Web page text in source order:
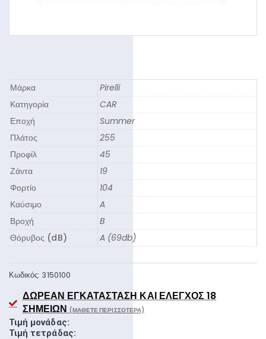
Μάρκα
Pirelli
Κατηγορία
CAR
Εποχή
Summer
Πλάτος
255
Προφίλ
45
Ζάντα
19
Φορτίο
104
Καύσιμο
A
Βροχή
B
Θόρυβος (dB)
A (69db)
Κωδικός: 3150100
ΔΩΡΕΆΝ ΕΓΚΑΤΆΣΤΑΣΗ ΚΑΙ ΈΛΕΓΧΟΣ 18
ΣΗΜΕΊΩΝ (ΜΆΘΕΤΕ ΠΕΡΙΣΣΌΤΕΡΑ)
Τιμή μονάδας:
Τιμή τετράδας: